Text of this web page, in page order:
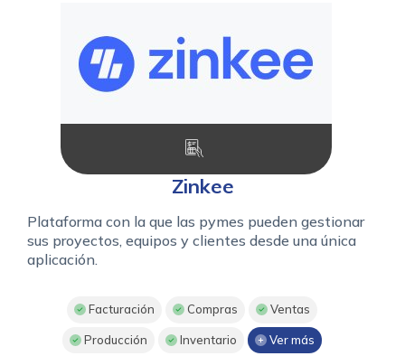
Zinkee
Plataforma con la que las pymes pueden gestionar
sus proyectos, equipos y clientes desde una única
aplicación.
Facturación Compras Ventas
Producción Inventario Ver más